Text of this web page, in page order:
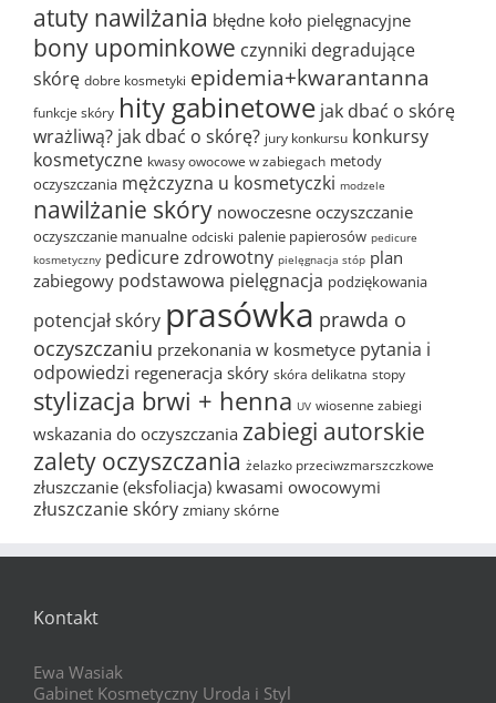
atuty nawilżania błędne koło pielęgnacyjne
bony upominkowe czynniki degradujące
skórę dobre kosmetyki epidemia+kwarantanna
funkcje skóry hity gabinetowe jak dbać o skórę
wrażliwą? jak dbać o skórę? jury konkursu konkursy
kosmetyczne kwasy owocowe w zabiegach metody
oczyszczania mężczyzna u kosmetyczki modzele
nawilżanie skóry nowoczesne oczyszczanie
oczyszczanie manualne odciski palenie papierosów pedicure
kosmetyczny pedicure zdrowotny pielęgnacja stóp plan
zabiegowy podstawowa pielęgnacja podziękowania
potencjał skóry prasówka prawda o
oczyszczaniu przekonania w kosmetyce pytania i
odpowiedzi regeneracja skóry skóra delikatna stopy
stylizacja brwi + henna UV wiosenne zabiegi
wskazania do oczyszczania zabiegi autorskie
zalety oczyszczania żelazko przeciwzmarszczkowe
złuszczanie (eksfoliacja) kwasami owocowymi
złuszczanie skóry zmiany skórne
Kontakt
Ewa Wasiak
Gabinet Kosmetyczny Uroda i Styl